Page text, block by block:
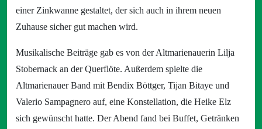
einer Zinkwanne gestaltet, der sich auch in ihrem neuen
Zuhause sicher gut machen wird.
Musikalische Beiträge gab es von der Altmarienauerin Lilja
Stobernack an der Querflöte. Außerdem spielte die
Altmarienauer Band mit Bendix Böttger, Tijan Bitaye und
Valerio Sampagnero auf, eine Konstellation, die Heike Elz
sich gewünscht hatte. Der Abend fand bei Buffet, Getränken